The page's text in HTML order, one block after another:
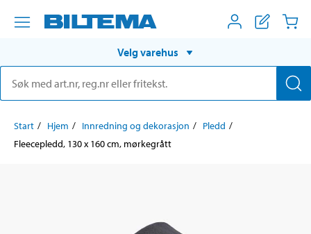
Velg varehus
Start Hjem Innredning og dekorasjon
Pledd
Fleecepledd, 130 x 160 cm, mørkegrått